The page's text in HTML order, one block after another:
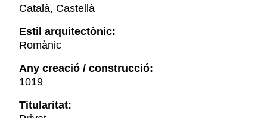
Català, Castellà
Estil arquitectònic:
Romànic
Any creació / construcció:
1019
Titularitat: